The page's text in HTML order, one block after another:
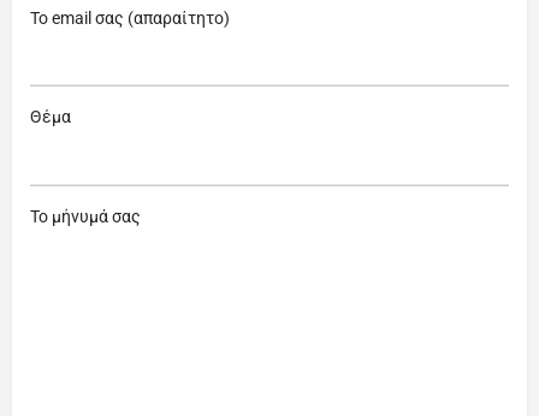
Το email σας (απαραίτητο)
Θέμα
Το μήνυμά σας